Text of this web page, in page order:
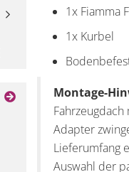
1x Fiamma
1x Kurbel
Montage-
Adapter
Lieferumfang
Auswahl der